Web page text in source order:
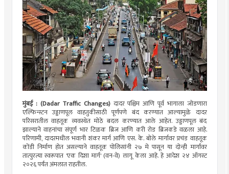
मुंबई : (Dadar Traffic Changes)दादर पश्चिम आणि पूर्व भागाला जोडणारा
एल्फिन्स्टन उड्डाणपूल वाहतुकीसाठी पूर्णपणे बंद करण्यात आल्यामुळे दादर
परिसरातील वाहतूक व्यवस्थेत मोठे बदल करण्यात आले आहेत. उड्डाणपूल बंद
झाल्याने वाहनांचा संपूर्ण भार टिळक ब्रिज आणि करी रोड ब्रिजकडे वळला आहे.
परिणामी, दादरमधील भवानी शंकर मार्ग आणि एस. के. बोले मार्गावर प्रचंड वाहतूक
कोंडी निर्माण होत असल्याने वाहतूक पोलिसांनी २७ मे पासून या दोन्ही मार्गांवर
तात्पुरत्या स्वरूपात 'एक दिशा मार्ग' (वन-वे) लागू केला आहे. हे आदेश २४ ऑगस्ट
२०२६ पर्यंत अंमलात राहतील.